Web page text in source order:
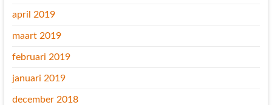
april 2019
maart 2019
februari 2019
januari 2019
december 2018